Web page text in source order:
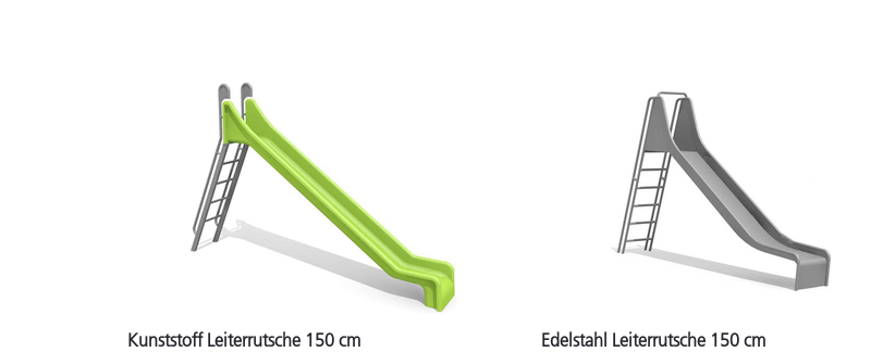
Kunststoff Leiterrutsche 150 cm
Edelstahl Leiterrutsche 150 cm